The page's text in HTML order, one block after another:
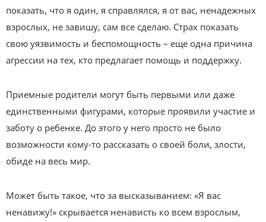
показать, что я один, я справлялся, я от вас, ненадежных
взрослых, не завишу, сам все сделаю. Страх показать
свою уязвимость и беспомощность – еще одна причина
агрессии на тех, кто предлагает помощь и поддержку.
Приемные родители могут быть первыми или даже
единственными фигурами, которые проявили участие и
заботу о ребенке. До этого у него просто не было
возможности кому-то рассказать о своей боли, злости,
обиде на весь мир.
Может быть такое, что за высказыванием: «Я вас
ненавижу!» скрывается ненависть ко всем взрослым,